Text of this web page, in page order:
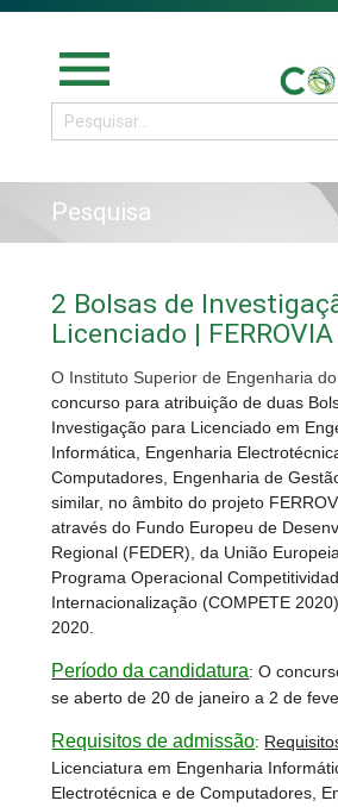
menu
Pesquisa
2 Bolsas de
Licenciado |
O Instituto Superior de Engenharia
concurso para atribuição de duas
Investigação para Licenciado em
Informática, Engenharia
Computadores, Engenharia de
similar, no âmbito do projeto
através do Fundo Europeu de
Regional (FEDER), da União
Programa Operacional
Internacionalização (COMPETE
2020.
Período da candidatura: O
se aberto de 20 de janeiro a 2 de
Requisitos de admissão:
Licenciatura em Engenharia
Electrotécnica e de Computadores,